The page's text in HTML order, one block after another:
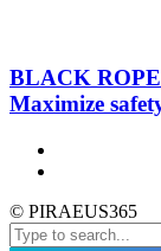
BLACK
Maximize
© PIRAEUS365